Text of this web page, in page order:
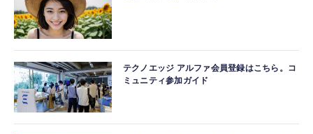
テクノエッジ アルファ会員登録はこちら。コ
ミュニティ参加ガイド